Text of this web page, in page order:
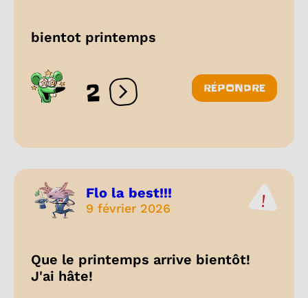
bientot printemps
2 Ouvrir les réactions
RÉPONDRE
Flo la best!!!
9 février 2026
Que le printemps arrive bientôt!
J'ai hâte!